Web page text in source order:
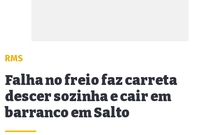
RMS
Falha no freio faz carreta
descer sozinha e cair em
barranco em Salto